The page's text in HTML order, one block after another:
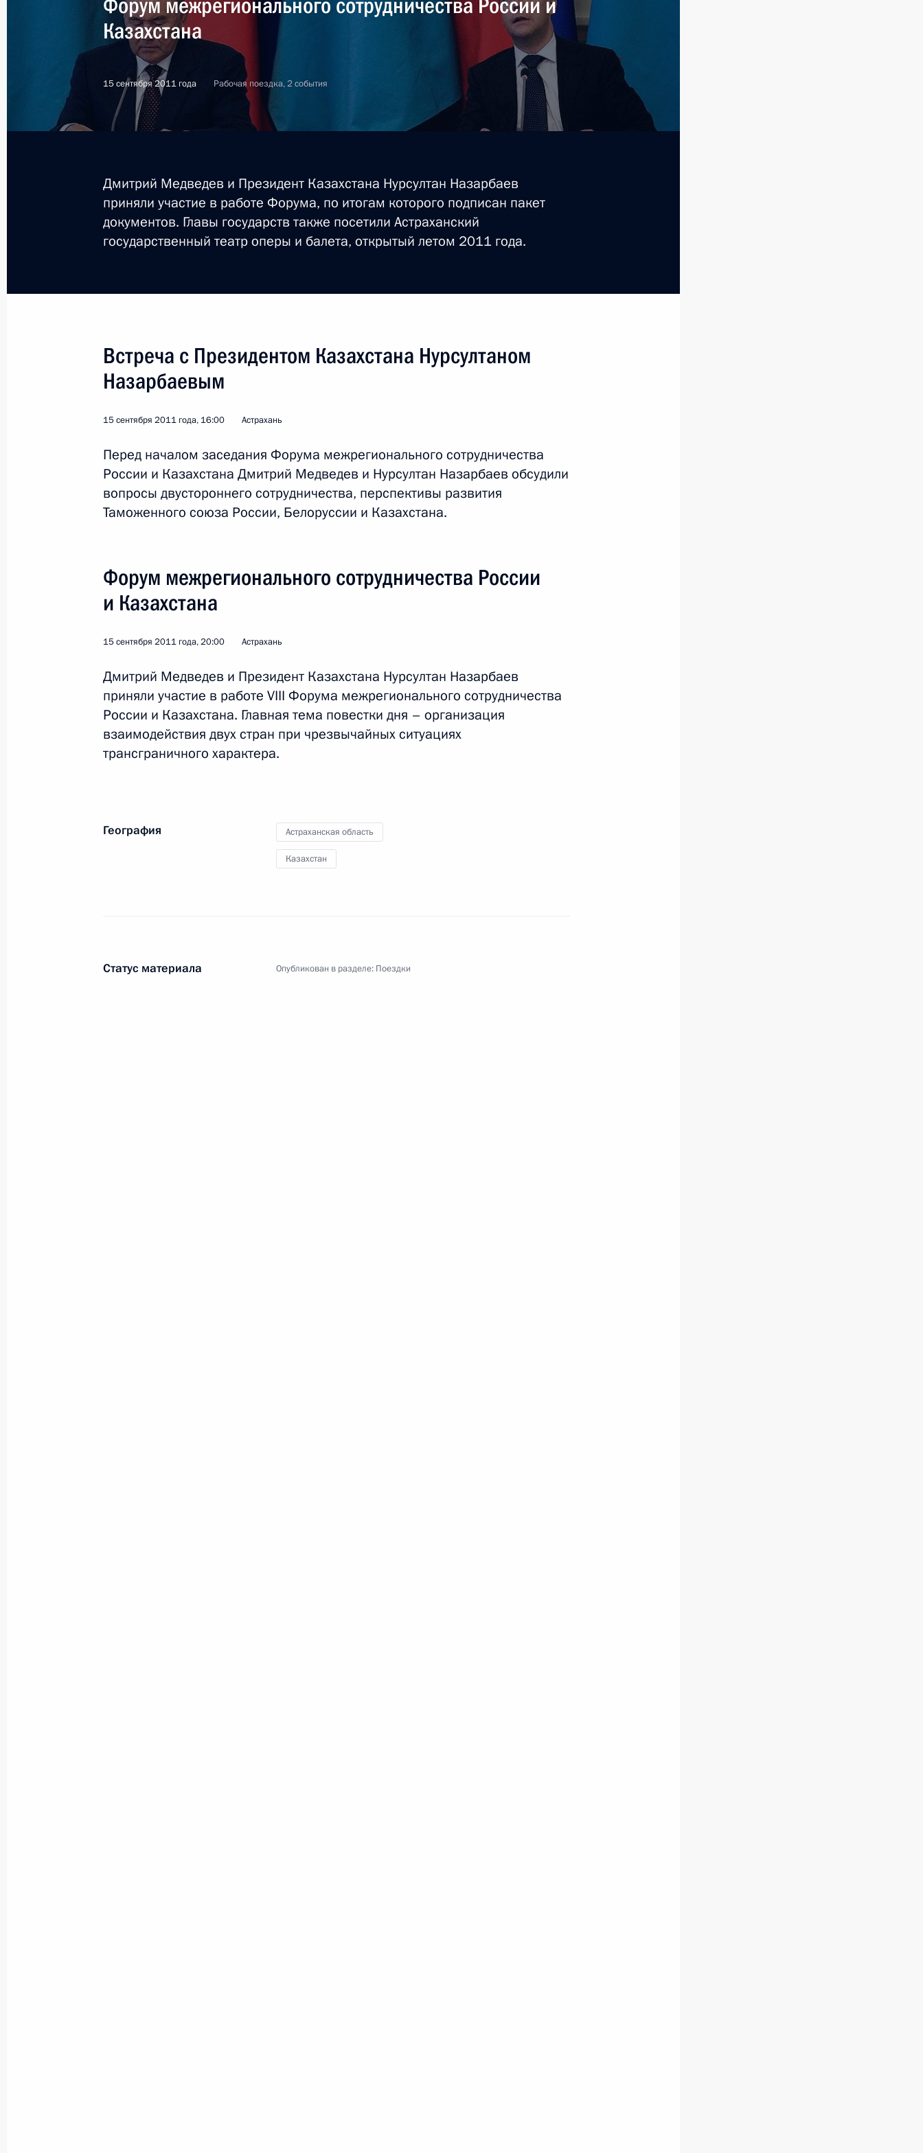
Поездка в Ставропольский край
Россия 25 октября 2011 года Рабочая поездка 2 события
Поездка в Тверь
Форум межрегионального сотрудничества России и
Казахстана
15 сентября 2011 года Рабочая поездка, 2 события
Дмитрий Медведев и Президент Казахстана Нурсултан Назарбаев
приняли участие в работе Форума, по итогам которого подписан пакет
документов. Главы государств также посетили Астраханский
государственный театр оперы и балета, открытый летом 2011 года.
Встреча с Президентом Казахстана Нурсултаном
Назарбаевым
15 сентября 2011 года, 16:00 Астрахань
Перед началом заседания Форума межрегионального сотрудничества
России и Казахстана Дмитрий Медведев и Нурсултан Назарбаев обсудили
вопросы двустороннего сотрудничества, перспективы развития
Таможенного союза России, Белоруссии и Казахстана.
Форум межрегионального сотрудничества России
и Казахстана
15 сентября 2011 года, 20:00 Астрахань
Дмитрий Медведев и Президент Казахстана Нурсултан Назарбаев
приняли участие в работе VIII Форума межрегионального сотрудничества
России и Казахстана. Главная тема повестки дня – организация
взаимодействия двух стран при чрезвычайных ситуациях
трансграничного характера.
География Астраханская область
Казахстан
Статус материала Опубликован в разделе: Поездки